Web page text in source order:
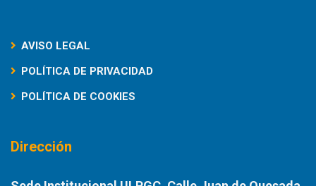
AVISO LEGAL
POLÍTICA DE PRIVACIDAD
POLÍTICA DE COOKIES
Dirección